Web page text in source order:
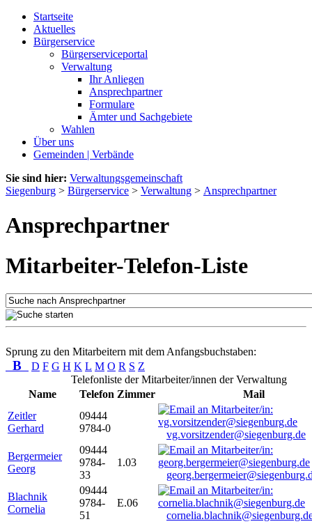
Startseite
Aktuelles
Bürgerservice
Bürgerserviceportal
Verwaltung
Ihr Anliegen
Ansprechpartner
Formulare
Ämter und Sachgebiete
Wahlen
Über uns
Gemeinden | Verbände
Sie sind hier: Verwaltungsgemeinschaft
Siegenburg > Bürgerservice > Verwaltung > Ansprechpartner
Ansprechpartner
Mitarbeiter-Telefon-Liste
Sprung zu den Mitarbeitern mit dem Anfangsbuchstaben:
B D F G H K L M O R S Z
Telefonliste der Mitarbeiter/innen der Verwaltung
Name
Telefon Zimmer
Mail
Zeitler
Gerhard
09444
9784-0
vg.vorsitzender@siegenburg.de
Bergermeier
Georg
09444
9784-
33
1.03
Blachnik
Cornelia
09444
9784-
51
E.06